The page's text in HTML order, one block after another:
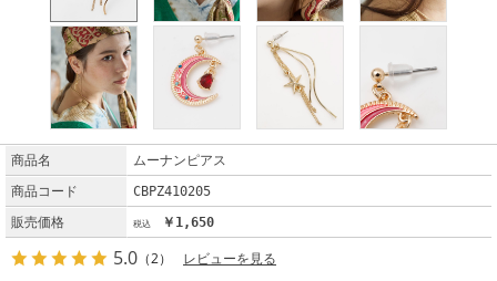
商品名
ムーナンピアス
商品コード
CBPZ410205
販売価格
￥1,650
5.0 （2） レビューを見る